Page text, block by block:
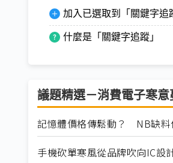
加入已選取到「關鍵字追
什麼是「關鍵字追蹤」
議題精選－消費電子寒意
記憶體價格傳鬆動？ NB缺料
手機砍單寒風從品牌吹向IC